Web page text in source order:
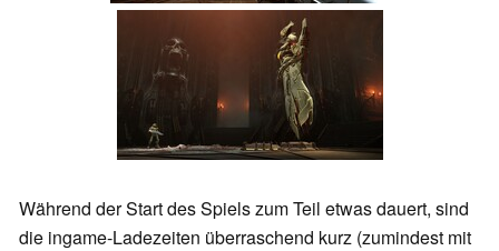
Während der Start des Spiels zum Teil etwas dauert, sind
die ingame-Ladezeiten überraschend kurz (zumindest mit